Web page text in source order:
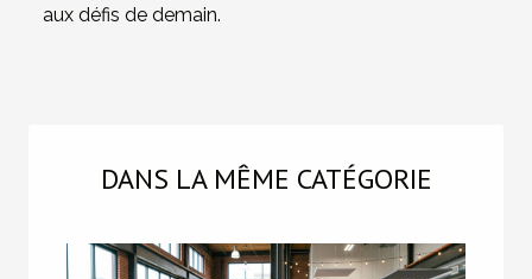
aux défis de demain.
DANS LA MÊME CATÉGORIE